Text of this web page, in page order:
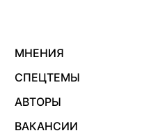
МНЕНИЯ
СПЕЦТЕМЫ
АВТОРЫ
ВАКАНСИИ